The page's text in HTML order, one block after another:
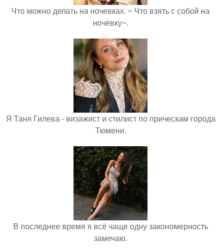
Что можно делать на ночевках. ~ Что взять с собой на
ночёвку~.
Я Таня Гилева - визажист и стилист по прическам города
Тюмени.
В последнее время я всё чаще одну закономерность
замечаю.